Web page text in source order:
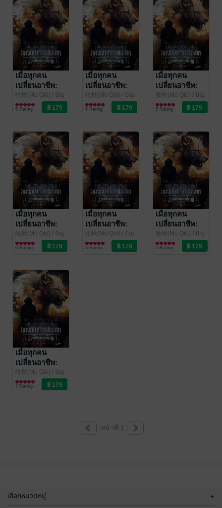
เมื่อทุกคน
เปลี่ยนอาชีพ:
สัตว์อัญเชิญของ
ข้าล้วนเป็น
ขนาดยักษ์! เล่ม
牧秋(Mù Qiū) / ปัญ
ชลีย์ ทวีนันททรัพย์
แปล
นิยายแฟนตาซี
5 Rating
เมื่อทุกคน
เปลี่ยนอาชีพ:
สัตว์อัญเชิญของ
ข้าล้วนเป็น
ขนาดยักษ์! เล่ม
牧秋(Mù Qiū) / ปัญ
ชลีย์ ทวีนันททรัพย์
แปล
นิยายแฟนตาซี
5 Rating
เมื่อทุกคน
เปลี่ยนอาชีพ:
สัตว์อัญเชิญของ
ข้าล้วนเป็น
ขนาดยักษ์! เล่ม
牧秋(Mù Qiū) / ปัญ
ชลีย์ ทวีนันททรัพย์
แปล
นิยายแฟนตาซี
5 Rating
เมื่อทุกคน
เปลี่ยนอาชีพ:
สัตว์อัญเชิญของ
ข้าล้วนเป็น
ขนาดยักษ์! เล่ม
牧秋(Mù Qiū) / ปัญ
ชลีย์ ทวีนันททรัพย์
แปล
นิยายแฟนตาซี
6 Rating
เมื่อทุกคน
เปลี่ยนอาชีพ:
สัตว์อัญเชิญของ
ข้าล้วนเป็น
ขนาดยักษ์! เล่ม
牧秋(Mù Qiū) / ปัญ
ชลีย์ ทวีนันททรัพย์
แปล
นิยายแฟนตาซี
5 Rating
เมื่อทุกคน
เปลี่ยนอาชีพ:
สัตว์อัญเชิญของ
ข้าล้วนเป็น
ขนาดยักษ์! เล่ม
牧秋(Mù Qiū) / ปัญ
ชลีย์ ทวีนันททรัพย์
แปล
นิยายแฟนตาซี
5 Rating
เมื่อทุกคน
เปลี่ยนอาชีพ:
สัตว์อัญเชิญของ
ข้าล้วนเป็น
ขนาดยักษ์! เล่ม
牧秋(Mù Qiū) / ปัญ
ชลีย์ ทวีนันททรัพย์
แปล
นิยายแฟนตาซี
7 Rating
หน้าที่ 1
เลือกหมวดหมู่ +